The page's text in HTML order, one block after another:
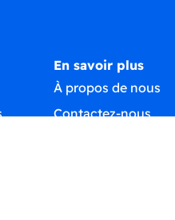
En savoir plus
À propos de nous
Contactez-nous